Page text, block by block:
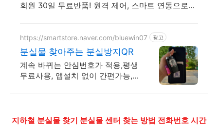
회원 30일 무료반품! 원격 제어, 스마트 연동으로
https://smartstore.naver.com/bluewin07 광고
분실물 찾아주는 분실방지QR
계속 바뀌는 안심번호가 적용,평생
무료사용, 앱설치 없이 간편가능,
지하철 분실물 찾기 분실물 센터 찾는 방법 전화번호 시간